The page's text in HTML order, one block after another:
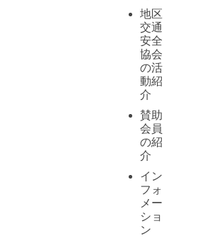
地区
交通
安全
協会
の活
動紹
介
賛助
会員
の紹
介
イン
フォ
メー
ショ
ン